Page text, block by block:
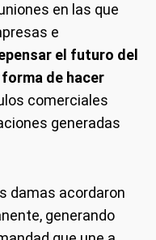
en las que
e
el futuro del
de hacer
comerciales
generadas
damas acordaron
generando